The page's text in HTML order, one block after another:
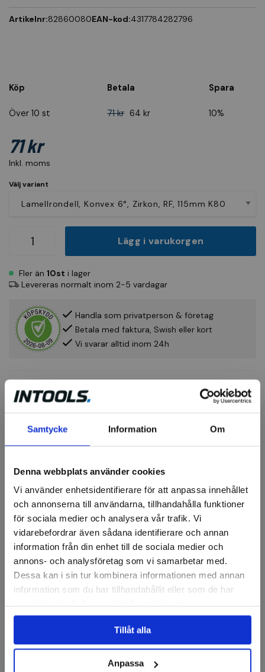
Samtycke Information Om
Denna webbplats använder cookies
Vi använder enhetsidentifierare för att anpassa innehållet
och annonserna till användarna, tillhandahålla funktioner
för sociala medier och analysera vår trafik. Vi
vidarebefordrar även sådana identifierare och annan
information från din enhet till de sociala medier och
annons- och analysföretag som vi samarbetar med.
Dessa kan i sin tur kombinera informationen med annan
information som du har tillhandahållit eller som de har
Tillåt alla
Anpassa
Artikelnr:82860080EAN-kod:4317784282796
Köp Betala Spara
Över 10 st 71 kr 64 kr 10%
Inkl. moms
71 kr
Välj variant
Lägg i varukorgen
Fler än 10st i lager
Levereras normalt inom 2-5 vardagar
Handla som privatperson & företag
Betala med faktura, Swish eller kort
Vi svarar alltid inom 24h
Recensioner
Lamellrondeller
Zirkon, 125mm
KLINGSPOR
125mm